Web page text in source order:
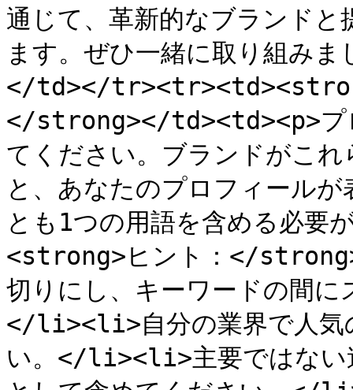
通じて、革新的なブランド
ます。ぜひ一緒に取り組み
</td></
</strong></td><td><p>プ
てください。ブランドがこ
と、あなたのプロフィール
とも1つの用語を含める必要
<strong>ヒント：</
切りにし、キーワードの間
</li><li>自分の業界で人気
い。</li><li>主要ではない